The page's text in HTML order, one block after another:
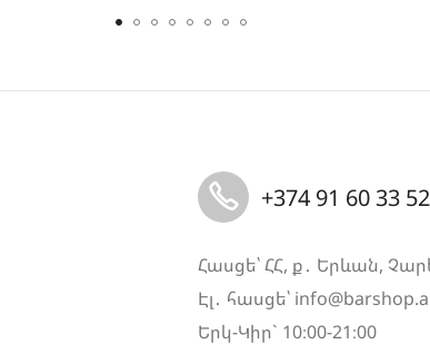
+374 91 60 33 52
Հասցե՝ ՀՀ, ք․ Երևան,
Էլ․ հասցե՝
Երկ-Կիր` 10։00-21։00